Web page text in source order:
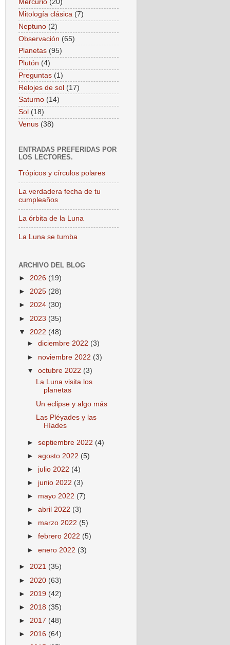
Mercurio (20)
Mitología clásica (7)
Neptuno (2)
Observación (65)
Planetas (95)
Plutón (4)
Preguntas (1)
Relojes de sol (17)
Saturno (14)
Sol (18)
Venus (38)
ENTRADAS PREFERIDAS POR
LOS LECTORES.
Trópicos y círculos polares
La verdadera fecha de tu
cumpleaños
La órbita de la Luna
La Luna se tumba
ARCHIVO DEL BLOG
► 2026 (19)
► 2025 (28)
► 2024 (30)
► 2023 (35)
▼ 2022 (48)
►diciembre 2022 (3)
► noviembre 2022 (3)
▼octubre 2022 (3)
La Luna visita los
planetas
Un eclipse y algo más
Las Pléyades y las
Híades
►septiembre 2022 (4)
►agosto 2022 (5)
► julio 2022 (4)
► junio 2022 (3)
► mayo 2022 (7)
►abril 2022 (3)
► marzo 2022 (5)
►febrero 2022 (5)
►enero 2022 (3)
► 2021 (35)
► 2020 (63)
► 2019 (42)
► 2018 (35)
► 2017 (48)
► 2016 (64)